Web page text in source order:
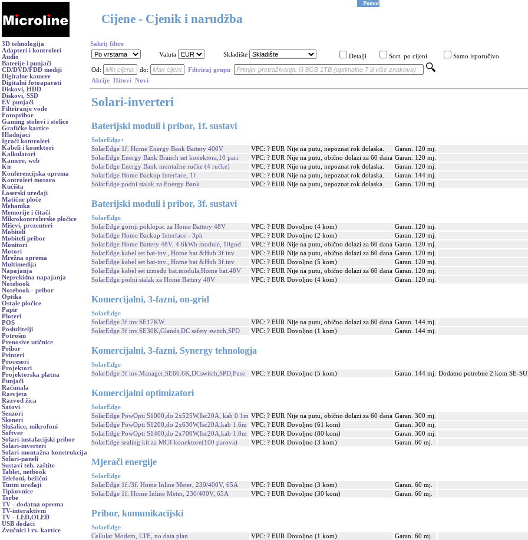
Cijene - Cjenik i narudžba
Pomoć
3D tehnologija
Adapteri i kontroleri
Audio
Baterije i punjači
CD/DVD/FDD mediji
Digitalne kamere
Digitalni fotoaparati
Diskovi, HDD
Diskovi, SSD
EV punjači
Filtriranje vode
Fotopribor
Gaming stolovi i stolice
Grafičke kartice
Hladnjaci
Igraći kontroleri
Kabeli i konektori
Kalkulatori
Kamere, web
Kit
Konferencijska oprema
Kontroleri motora
Kućišta
Laserski uređaji
Matične ploče
Mehanika
Memorije i čitači
Mikrokontrolerske pločice
Miševi, prezenteri
Mobiteli
Mobiteli pribor
Monitori
Motori
Mrežna oprema
Multimedija
Napajanja
Neprekidna napajanja
Notebook
Notebook - pribor
Optika
Ostale pločice
Papir
Ploteri
POS
Poslužitelji
Potrošni
Prenosive utičnice
Pribor
Printeri
Procesori
Projektori
Projektorska platna
Punjači
Računala
Rasvjeta
Razvod žica
Satovi
Senzori
Skeneri
Slušalice, mikrofoni
Softver
Solari-instalacijski pribor
Solari-inverteri
Solari-montažna konstrukcija
Solari-paneli
Sustavi teh. zaštite
Tablet, netbook
Telefoni, bežični
Tintni uređaji
Tipkovnice
Torbe
TV - dodatna oprema
TV-interaktivni
TV - LED,OLED
USB dodaci
Zvučnici i zv. kartice
Sakrij filtre
Valuta
Skladište Detalji Sort. po cijeni Samo isporučivo
Od: do:
Filtriraj grupu
Akcije Hitovi Novi
Solari-inverteri
Baterijski moduli i pribor, 1f. sustavi
SolarEdge+
SolarEdge 1f. Home Energy Bank Battery 400V
VPC: ? EUR Nije na putu, nepoznat rok dolaska.
Garan. 120 mj.
SolarEdge Energy Bank Branch set konektora,10 pari
VPC: ? EUR Nije na putu, obično dolazi za 60 dana Garan. 120 mj.
SolarEdge Energy Bank montažne ručke (4 ručke)
VPC: ? EUR Nije na putu, nepoznat rok dolaska.
Garan. 120 mj.
SolarEdge Home Backup Interface, 1f
VPC: ? EUR Nije na putu, nepoznat rok dolaska.
Garan. 144 mj.
SolarEdge podni stalak za Energy Bank
VPC: ? EUR Nije na putu, nepoznat rok dolaska. Garan. 120 mj.
Baterijski moduli i pribor, 3f. sustavi
SolarEdge
SolarEdge gornji poklopac za Home Battery 48V
VPC: ? EUR Dovoljno (4 kom)
Garan. 120 mj.
SolarEdge Home Backup Interface - 3ph
VPC: ? EUR Dovoljno (2 kom)
Garan. 120 mj.
SolarEdge Home Battery 48V, 4.6kWh module, 10god
VPC: ? EUR Nije na putu, obično dolazi za 60 dana Garan. 120 mj.
SolarEdge kabel set bat-inv., Home bat &Hub 3f.inv
VPC: ? EUR Nije na putu, obično dolazi za 60 dana Garan. 120 mj.
SolarEdge kabel set bat-inv., Home bat &Hub 3f.inv
VPC: ? EUR Dovoljno (5 kom)
Garan. 120 mj.
SolarEdge kabel set između bat.modula,Home bat.48V
VPC: ? EUR Nije na putu, obično dolazi za 60 dana Garan. 120 mj.
SolarEdge podni stalak za Home Battery 48V
VPC: ? EUR Dovoljno (4 kom) Garan. 120 mj.
Komercijalni, 3-fazni, on-grid
SolarEdge
SolarEdge 3f inv.SE17KW
VPC: ? EUR Nije na putu, obično dolazi za 60 dana Garan. 144 mj.
SolarEdge 3f inv.SE30K,Glands,DC safety switch,SPD
VPC: ? EUR Dovoljno (1 kom) Garan. 144 mj.
Komercijalni, 3-fazni, Synergy tehnologja
SolarEdge
SolarEdge 3f inv.Manager,SE66.6K,DCswitch,SPD,Fuse
VPC: ? EUR Dovoljno (5 kom) Garan. 144 mj. Dodatno potrebne 2 kom SE-
Komercijalni optimizatori
SolarEdge
SolarEdge PowOpti S1000,do 2x525W,Isc20A, kab 0.1m VPC: ? EUR Nije na putu, obično dolazi za 60 dana Garan. 300 mj.
SolarEdge PowOpti S1200,do 2x630W,Isc20A,kab 1.6m
VPC: ? EUR Dovoljno (61 kom)
Garan. 300 mj.
SolarEdge PowOpti S1400,do 2x700W,Isc20A,kab 1.8m
VPC: ? EUR Dovoljno (80 kom)
Garan. 300 mj.
SolarEdge sealing kit za MC4 konektore(100 parova)
VPC: ? EUR Dovoljno (3 kom) Garan. 60 mj.
Mjerači energije
SolarEdge
SolarEdge 1f./3f. Home Inline Meter, 230/400V, 65A
VPC: ? EUR Dovoljno (3 kom)
Garan. 60 mj.
SolarEdge 1f. Home Inline Meter, 230/400V, 65A
VPC: ? EUR Dovoljno (30 kom) Garan. 60 mj.
Pribor, komunikacijski
SolarEdge
Cellular Modem, LTE, no data plan
VPC: ? EUR Dovoljno (1 kom)
Garan. 60 mj.